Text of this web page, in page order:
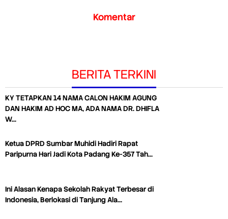
Komentar
BERITA TERKINI
KY TETAPKAN 14 NAMA CALON HAKIM AGUNG
DAN HAKIM AD HOC MA, ADA NAMA DR. DHIFLA
W…
Ketua DPRD Sumbar Muhidi Hadiri Rapat
Paripurna Hari Jadi Kota Padang Ke-357 Tah…
Ini Alasan Kenapa Sekolah Rakyat Terbesar di
Indonesia, Berlokasi di Tanjung Ala…